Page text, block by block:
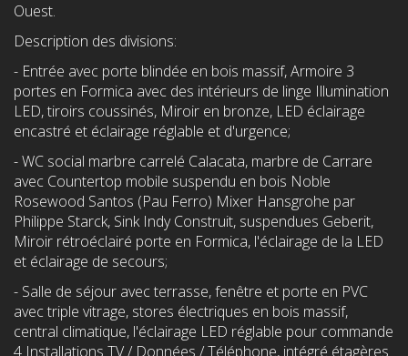
Ouest.
Description des divisions:
- Entrée avec porte blindée en bois massif, Armoire 3
portes en Formica avec des intérieurs de linge Illumination
LED, tiroirs coussinés, Miroir en bronze, LED éclairage
encastré et éclairage réglable et d'urgence;
- WC social marbre carrelé Calacata, marbre de Carrare
avec Countertop mobile suspendu en bois Noble
Rosewood Santos (Pau Ferro) Mixer Hansgrohe par
Philippe Starck, Sink Indy Construit, suspendues Geberit,
Miroir rétroéclairé porte en Formica, l'éclairage de la LED
et éclairage de secours;
- Salle de séjour avec terrasse, fenêtre et porte en PVC
avec triple vitrage, stores électriques en bois massif,
central climatique, l'éclairage LED réglable pour commande
4 Installations TV / Données / Téléphone, intégré étagères